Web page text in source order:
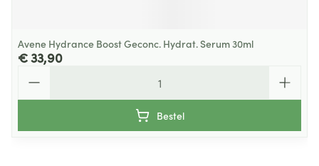
Avene Hydrance Boost Geconc. Hydrat. Serum 30ml
€ 33,90
Bestel